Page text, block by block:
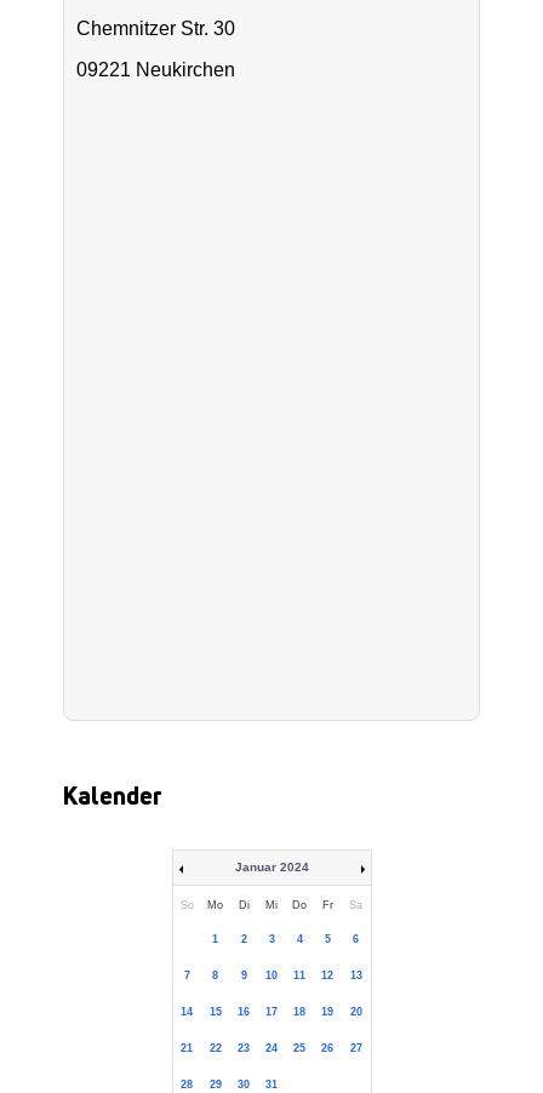
Chemnitzer Str. 30
09221 Neukirchen
Kalender
Januar 2024
So Mo Di Mi Do Fr Sa
1 2 3 4 5 6
7 8 9 10 11 12 13
14 15 16 17 18 19 20
21 22 23 24 25 26 27
28 29 30 31